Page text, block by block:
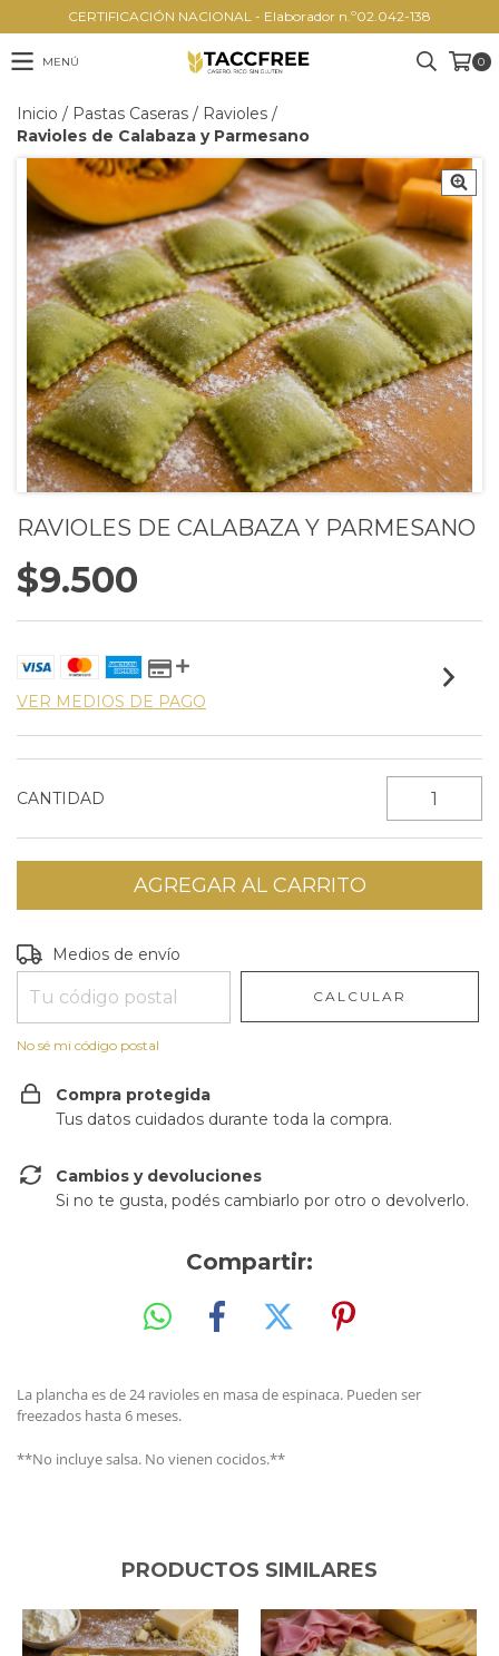
CERTIFICACIÓN NACIONAL - Elaborador n.º02.042-138
MENÚ 0
Inicio / Pastas Caseras / Ravioles /
Ravioles de Calabaza y Parmesano
RAVIOLES DE CALABAZA Y PARMESANO
$9.500
VER MEDIOS DE PAGO
CANTIDAD
Entregas para el CP:
Medios de envío
CALCULAR
No sé mi código postal
Compra protegida
Tus datos cuidados durante toda la compra.
Cambios y devoluciones
Si no te gusta, podés cambiarlo por otro o devolverlo.
Compartir:
La plancha es de 24 ravioles en masa de espinaca. Pueden ser
freezados hasta 6 meses.
**No incluye salsa. No vienen cocidos.**
PRODUCTOS SIMILARES